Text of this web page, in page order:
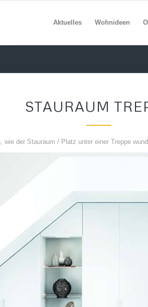
Aktuelles Wohnideen
STAURAUM
wie der Stauraum / Platz unter einer Treppe